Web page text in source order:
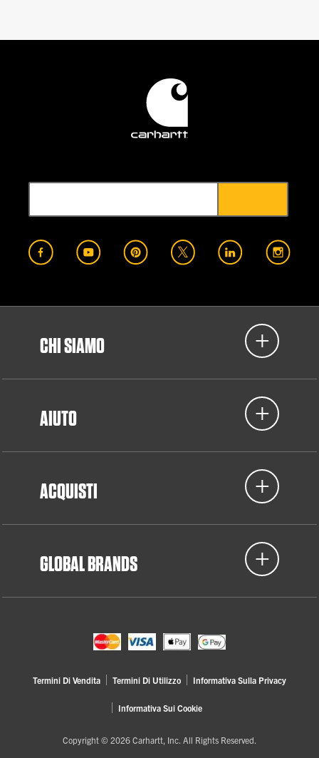
CHI SIAMO
AIUTO
ACQUISTI
GLOBAL BRANDS
Termini Di Vendita Termini Di Utilizzo Informativa Sulla Privacy
Informativa Sui Cookie
Copyright © 2026 Carhartt, Inc. All Rights Reserved.